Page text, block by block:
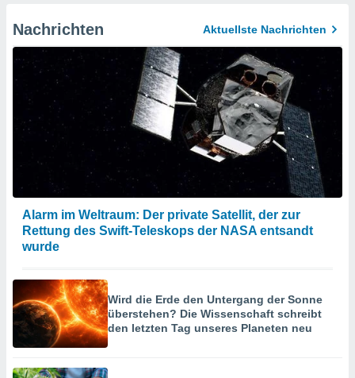
Nachrichten Aktuellste Nachrichten
Alarm im Weltraum: Der private Satellit, der zur
Rettung des Swift-Teleskops der NASA entsandt
wurde
Wird die Erde den Untergang der Sonne
überstehen? Die Wissenschaft schreibt
den letzten Tag unseres Planeten neu